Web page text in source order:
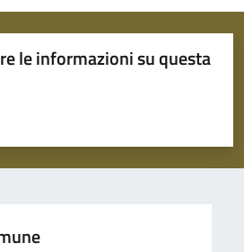
le informazioni su questa
stelle su 5
su 5
su 5